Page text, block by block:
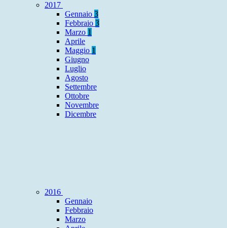
2017
Gennaio 3
Febbraio 3
Marzo 1
Aprile
Maggio 1
Giugno
Luglio
Agosto
Settembre
Ottobre
Novembre
Dicembre
2016
Gennaio
Febbraio
Marzo